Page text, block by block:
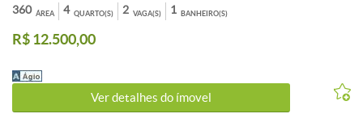
compra. ATENDIMENTO EM TODO BRASIL. , AUTORIZADO PELO
BANCO CENTRAL. fotos ilustrativo, não contemplado,
OPORTUNIDADE!!! LIGUE AGORA TR:( 31 ) 3495-5224 Celular:
n: 2055 BH-MG
ÁREA
360 QUARTO(S)
4 VAGA(S)
2 BANHEIRO(S)
1
R$ 12.500,00
Ver detalhes do ímovel